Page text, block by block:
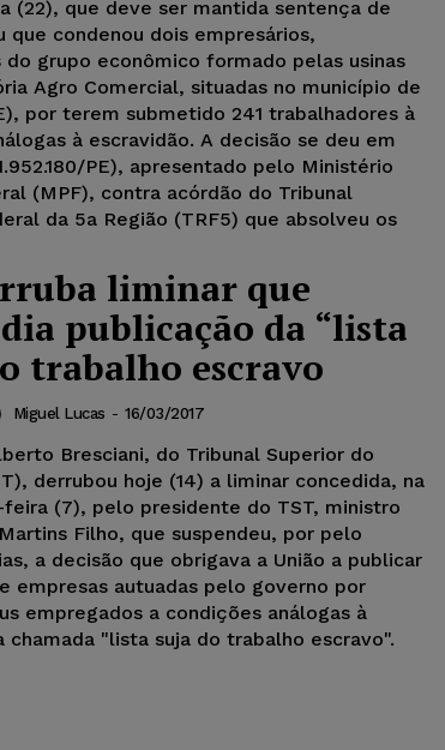
(22), que deve ser mantida sentença de
que condenou dois empresários,
grupo econômico formado pelas usinas
Agro Comercial, situadas no município de
por terem submetido 241 trabalhadores à
à escravidão. A decisão se deu em
PE), apresentado pelo Ministério
(MPF), contra acórdão do Tribunal
da 5a Região (TRF5) que absolveu os
liminar que
publicação da “lista
trabalho escravo
Miguel Lucas - 16/03/2017
Bresciani, do Tribunal Superior do
derrubou hoje (14) a liminar concedida, na
(7), pelo presidente do TST, ministro
Filho, que suspendeu, por pelo
a decisão que obrigava a União a publicar
empresas autuadas pelo governo por
empregados a condições análogas à
chamada "lista suja do trabalho escravo".